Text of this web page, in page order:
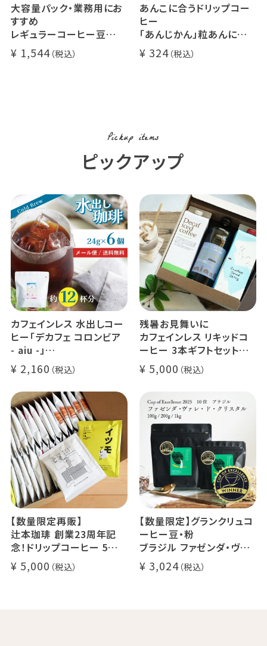
大容量パック・業務用にお
すすめ
レギュラーコーヒー豆
イツモブレンド 500g
1,544
あんこに合うドリップコー
ヒー
「あんじかん」粒あんに合う
珈琲 1杯分
324
Pickup items
ピックアップ
カフェインレス 水出しコー
ヒー「デカフェ コロンビア
- aiu -」
24g×6個（約12杯分）
マウンテンウォータープロ
セス カフェインレスコーヒ
ー豆100%使用 メール便
でお届け
2,160
残暑お見舞いに
カフェインレス リキッドコ
ーヒー 3本ギフトセット
クラッシュド デカフェ ゼリ
ー 1本
デカフェ オレベース【無
糖】1本
デカフェ アイスコーヒー 1
5,000
【数量限定再販】
辻本珈琲 創業23周年記
念！ドリップコーヒー 5種
50杯セット
アニバーサリーブレンド（コ
5,000
【数量限定】グランクリュコ
ーヒー豆・粉
ブラジル ファゼンダ・ヴァ
レ・ド・クリスタル（100g /
200g / 1kg）
3,024